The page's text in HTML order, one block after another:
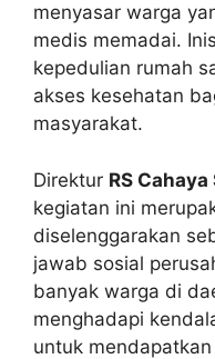
menyasar warga
medis memadai.
kepedulian rumah
akses kesehatan
masyarakat.
Direktur RS Cahaya
kegiatan ini
diselenggarakan
jawab sosial
banyak warga di
menghadapi
untuk